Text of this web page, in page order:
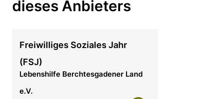
dieses Anbieters
Freiwilliges Soziales Jahr
(FSJ)
Lebenshilfe Berchtesgadener Land
e.V.